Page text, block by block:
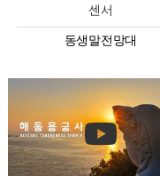
센서
동생말전망대